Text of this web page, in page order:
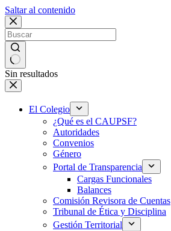
Saltar al contenido
Sin resultados
El Colegio
¿Qué es el CAUPSF?
Autoridades
Convenios
Género
Portal de Transparencia
Cargas Funcionales
Balances
Comisión Revisora de Cuentas
Tribunal de Ética y Disciplina
Gestión Territorial